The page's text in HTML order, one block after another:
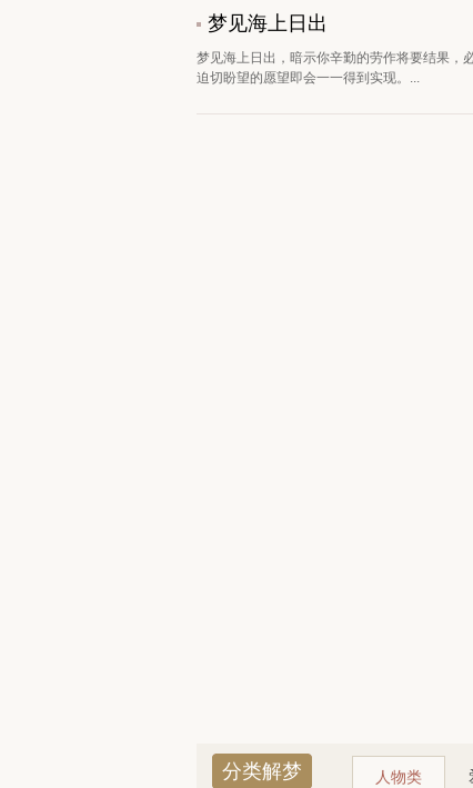
梦见海上日出
梦见海上日出，暗示你辛勤的劳作将要结果，
迫切盼望的愿望即会一一得到实现。...
分类解梦 人物类